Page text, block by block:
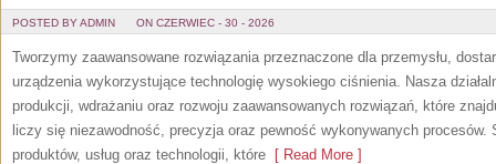
POSTED BY ADMIN ON CZERWIEC - 30 - 2026
Tworzymy zaawansowane rozwiązania przeznaczone dla przemysłu,
urządzenia wykorzystujące technologię wysokiego ciśnienia. Nasza
produkcji, wdrażaniu oraz rozwoju zaawansowanych rozwiązań, które
liczy się niezawodność, precyzja oraz pewność wykonywanych procesów.
produktów, usług oraz technologii, które [ Read More ]